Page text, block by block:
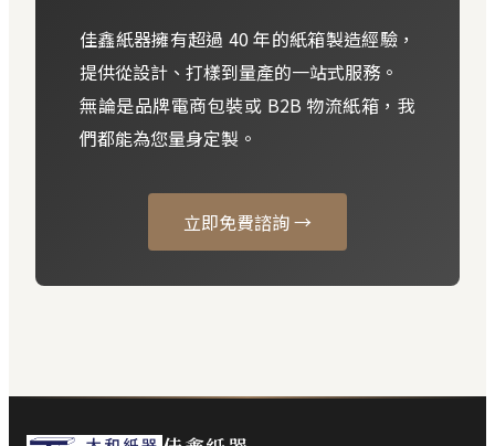
佳鑫紙器擁有超過 40 年的紙箱製造經驗，
提供從設計、打樣到量產的一站式服務。
無論是品牌電商包裝或 B2B 物流紙箱，我
們都能為您量身定製。
立即免費諮詢 →